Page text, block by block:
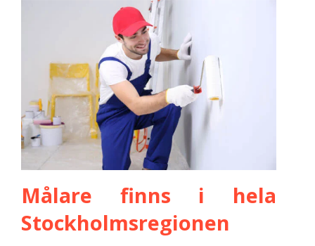
Målare finns i hela
Stockholmsregionen